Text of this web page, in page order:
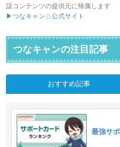
該コンテンツの提供元に帰属します
▶つなキャン△公式サイト
つなキャンの注目記事
おすすめ記事
最強サ